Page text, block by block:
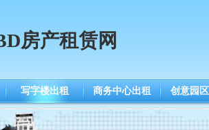
房产租赁网
写字楼出租 商务中心出租 创意园